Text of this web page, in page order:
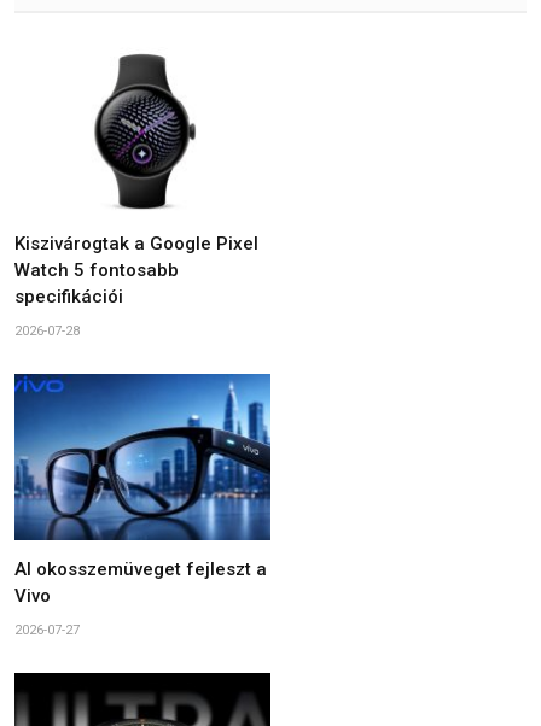
Kiszivárogtak a Google Pixel
Watch 5 fontosabb
specifikációi
2026-07-28
AI okosszemüveget fejleszt a
Vivo
2026-07-27